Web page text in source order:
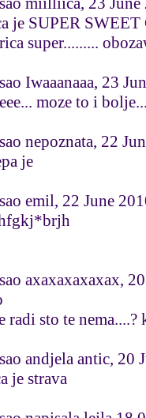
je SUPER
super.........
Iwaaanaaa, 23
moze to i
nepoznata, 22
je
emil, 22 June
axaxaxaxaxax,
radi sto te
andjela antic, 20
je strava